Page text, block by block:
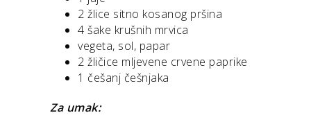
2 žlice sitno kosanog pršina
4 šake krušnih mrvica
vegeta, sol, papar
2 žličice mljevene crvene paprike
1 češanj češnjaka
Za umak: